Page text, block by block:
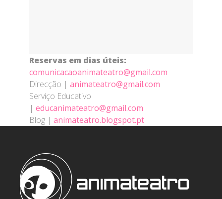
Reservas em dias úteis:
comunicacaoanimateatro@gmail.com
Direcção | animateatro@gmail.com
Serviço Educativo
| educanimateatro@gmail.com
Blog | animateatro.blogspot.pt